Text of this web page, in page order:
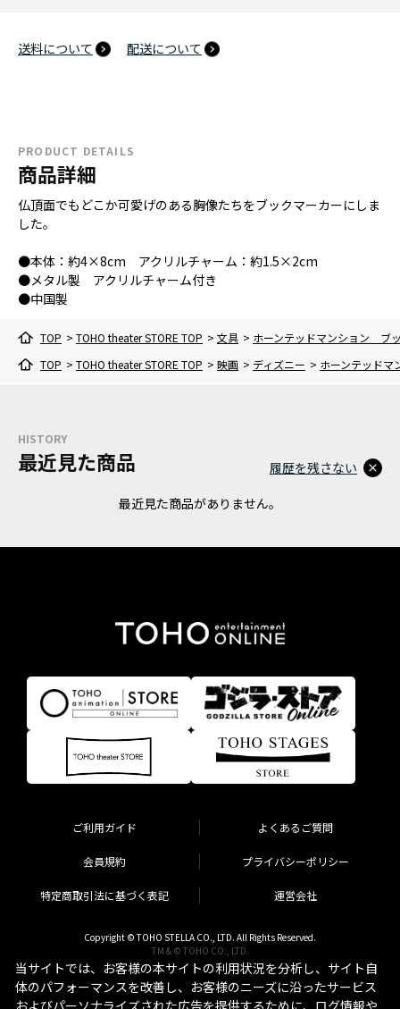
送料について 配送について
PRODUCT DETAILS
商品詳細
仏頂面でもどこか可愛げのある胸像たちをブックマーカーにしま
した。
●本体：約4×8cm アクリルチャーム：約1.5×2cm
●メタル製 アクリルチャーム付き
●中国製
TOP > TOHO theater STORE TOP > 文具 > ホーンテッドマンション ブ
TOP > TOHO theater STORE TOP > 映画 > ディズニー > ホーンテッドマ
HISTORY
最近見た商品
最近見た商品がありません。
履歴を残さない
ご利用ガイド よくあるご質問
会員規約 プライバシーポリシー
特定商取引法に基づく表記 運営会社
Copyright © TOHO STELLA CO., LTD. All Rights Reserved.
TM & © TOHO CO., LTD.
当サイトでは、お客様の本サイトの利用状況を分析し、サイト自
体のパフォーマンスを改善し、お客様のニーズに沿ったサービス